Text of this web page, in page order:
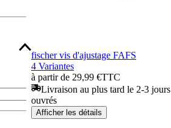
fischer vis d'ajustage FAFS
4 Variantes
à partir de 29,99 €TTC
Livraison au plus tard le 2-3 jours
ouvrés
Afficher les détails